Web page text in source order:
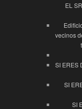
EL
vecinos
SI ERES
SI
SI